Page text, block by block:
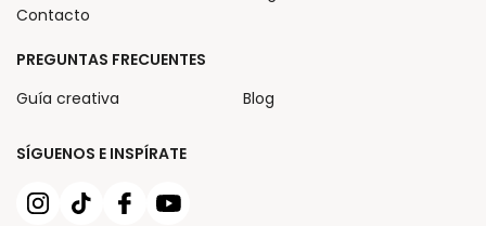
SÍGUENOS E INSPÍRATE
Contacto
PREGUNTAS FRECUENTES
Guía creativa
Blog